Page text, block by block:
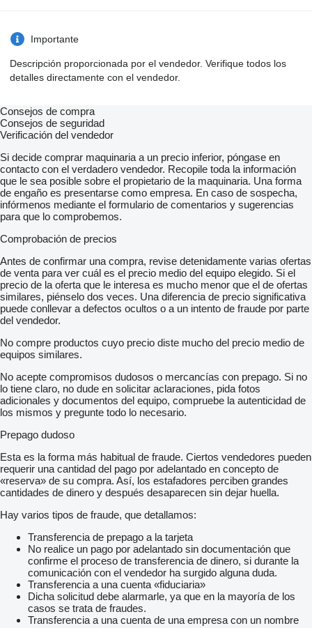
Importante
Descripción proporcionada por el vendedor. Verifique todos los
detalles directamente con el vendedor.
Consejos de compra
Consejos de seguridad
Verificación del vendedor
Si decide comprar maquinaria a un precio inferior, póngase en
contacto con el verdadero vendedor. Recopile toda la información
que le sea posible sobre el propietario de la maquinaria. Una forma
de engaño es presentarse como empresa. En caso de sospecha,
infórmenos mediante el formulario de comentarios y sugerencias
para que lo comprobemos.
Comprobación de precios
Antes de confirmar una compra, revise detenidamente varias ofertas
de venta para ver cuál es el precio medio del equipo elegido. Si el
precio de la oferta que le interesa es mucho menor que el de ofertas
similares, piénselo dos veces. Una diferencia de precio significativa
puede conllevar a defectos ocultos o a un intento de fraude por parte
del vendedor.
No compre productos cuyo precio diste mucho del precio medio de
equipos similares.
No acepte compromisos dudosos o mercancías con prepago. Si no
lo tiene claro, no dude en solicitar aclaraciones, pida fotos
adicionales y documentos del equipo, compruebe la autenticidad de
los mismos y pregunte todo lo necesario.
Prepago dudoso
Esta es la forma más habitual de fraude. Ciertos vendedores pueden
requerir una cantidad del pago por adelantado en concepto de
«reserva» de su compra. Así, los estafadores perciben grandes
cantidades de dinero y después desaparecen sin dejar huella.
Hay varios tipos de fraude, que detallamos:
Transferencia de prepago a la tarjeta
No realice un pago por adelantado sin documentación que
confirme el proceso de transferencia de dinero, si durante la
comunicación con el vendedor ha surgido alguna duda.
Transferencia a una cuenta «fiduciaria»
Dicha solicitud debe alarmarle, ya que en la mayoría de los
casos se trata de fraudes.
Transferencia a una cuenta de una empresa con un nombre